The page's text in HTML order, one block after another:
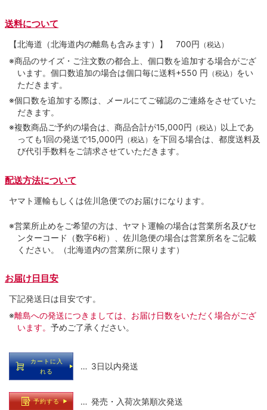
送料について
【北海道（北海道内の離島も含みます）】 700円 （税込）
※商品のサイズ・ご注文数の都合上、個口数を追加する場合がござ
います。個口数追加の場合は個口毎に送料+550 円 （税込） をい
ただきます。
※個口数を追加する際は、メールにてご確認のご連絡をさせていた
だきます。
※複数商品ご予約の場合は、商品合計が15,000円 （税込） 以上であ
っても1回の発送で15,000円 （税込） を下回る場合は、都度送料及
び代引手数料をご請求させていただきます。
配送方法について
ヤマト運輸もしくは佐川急便でのお届けになります。
※営業所止めをご希望の方は、ヤマト運輸の場合は営業所名及びセ
ンターコード（数字6桁）、佐川急便の場合は営業所名をご記載
ください。（北海道内の営業所に限ります）
お届け日目安
下記発送日は目安です。
※離島への発送につきましては、お届け日数をいただく場合がござ
います。 予めご了承ください。
カートに入
れる
… 3日以内発送
予約する … 発売・入荷次第順次発送